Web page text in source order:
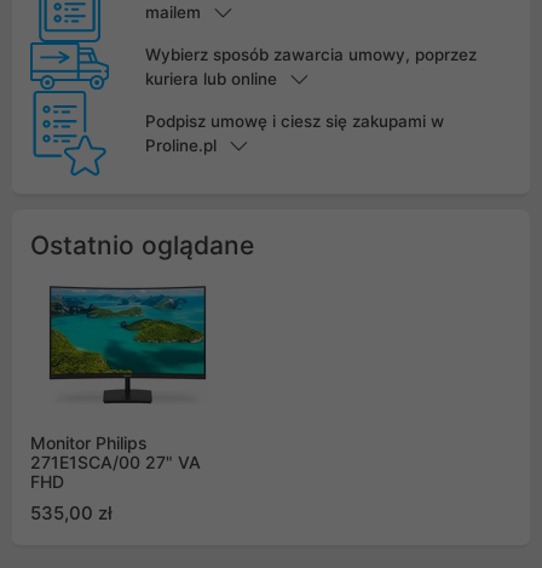
mailem
Wybierz sposób zawarcia umowy, poprzez
kuriera lub online
Podpisz umowę i ciesz się zakupami w
Proline.pl
Ostatnio oglądane
Monitor Philips
271E1SCA/00 27" VA
FHD
535,00 zł